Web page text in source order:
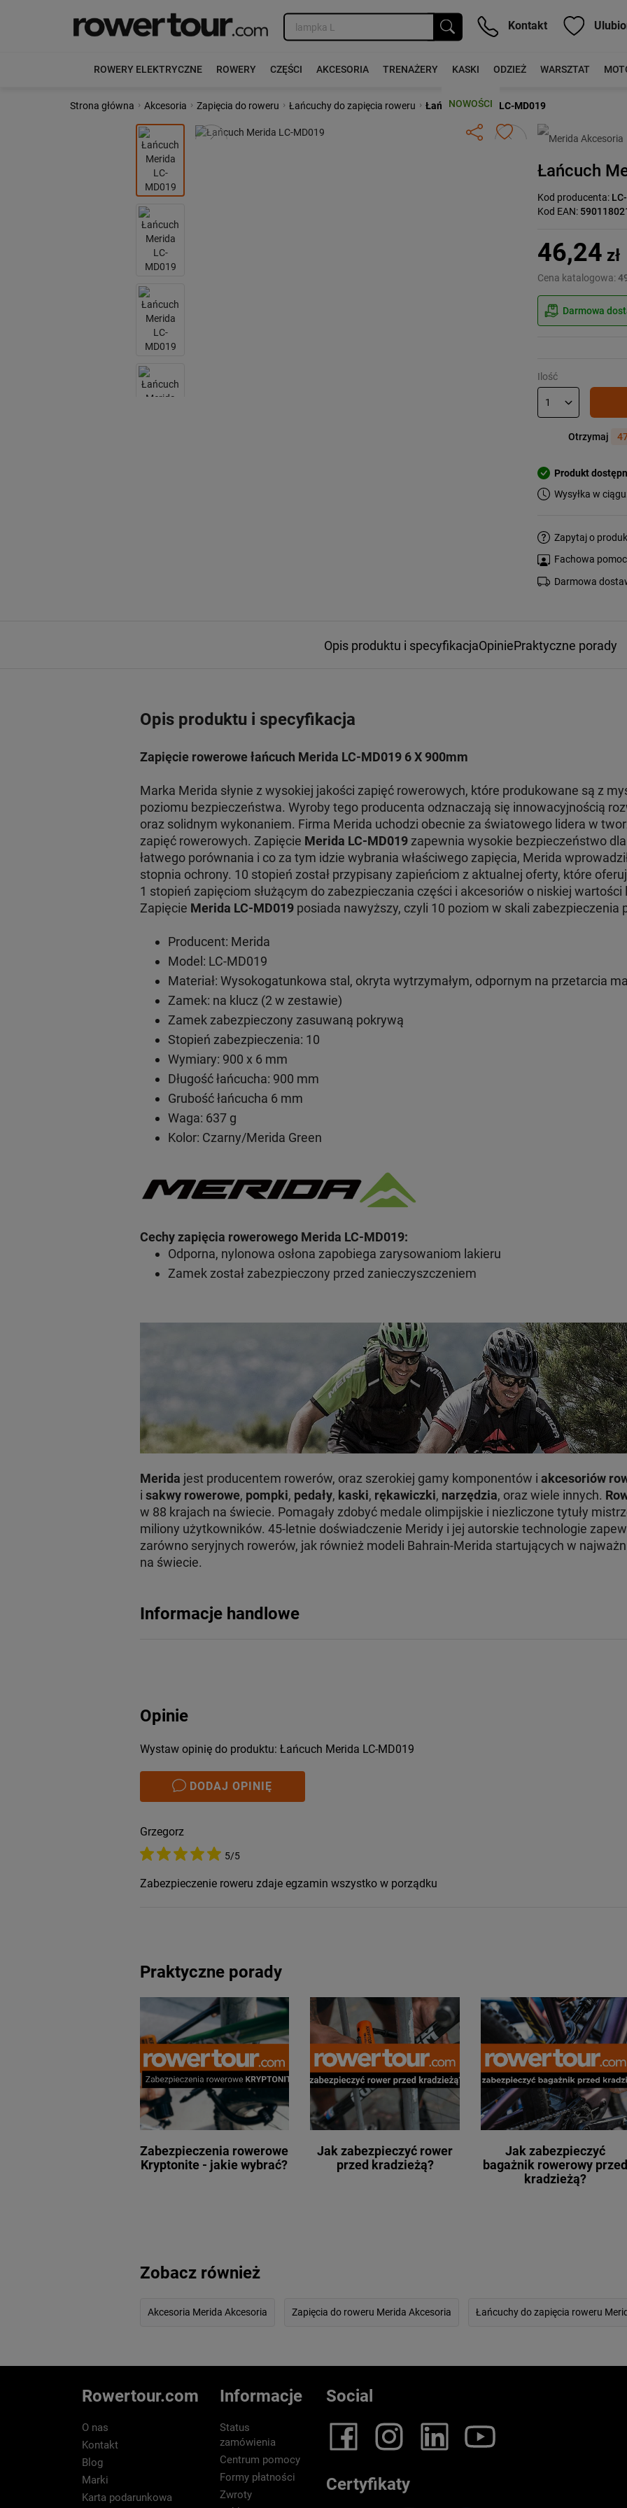
Kontakt
ROWERY ELEKTRYCZNE ROWERY CZĘŚCI AKCESORIA TRENAŻERY KASKI ODZIEŻ WARSZTAT
NOWOŚCI
Strona główna › Akcesoria › Zapięcia do roweru › Łańcuchy do zapięcia roweru › Łańcuch Merida LC-MD019
Poprzedni Następny
Łańcuch
Kod producenta:
Kod EAN:
46,24 zł
Cena katalogowa:
Darmowa
Ilość
Otrzymaj
Produkt
Wysyłka w
Zapytaj o
Fachowa
Darmowa
Opis produktu i specyfikacjaOpiniePraktyczne porady
Opis produktu i specyfikacja
Zapięcie rowerowe łańcuch Merida LC-MD019 6 X 900mm
Marka Merida słynie z wysokiej jakości zapięć rowerowych, które produkowane są z
poziomu bezpieczeństwa. Wyroby tego producenta odznaczają się innowacyjnością
oraz solidnym wykonaniem. Firma Merida uchodzi obecnie za światowego lidera w
zapięć rowerowych. Zapięcie Merida LC-MD019 zapewnia wysokie bezpieczeństwo
łatwego porównania i co za tym idzie wybrania właściwego zapięcia, Merida
stopnia ochrony. 10 stopień został przypisany zapieńciom z aktualnej oferty, które
1 stopień zapięciom służącym do zabezpieczania części i akcesoriów o niskiej
Zapięcie Merida LC-MD019 posiada nawyższy, czyli 10 poziom w skali zabezpieczenia
Producent: Merida
Model: LC-MD019
Materiał: Wysokogatunkowa stal, okryta wytrzymałym, odpornym na przetarcia
Zamek: na klucz (2 w zestawie)
Zamek zabezpieczony zasuwaną pokrywą
Stopień zabezpieczenia: 10
Wymiary: 900 x 6 mm
Długość łańcucha: 900 mm
Grubość łańcucha 6 mm
Waga: 637 g
Kolor: Czarny/Merida Green
Cechy zapięcia rowerowego Merida LC-MD019:
Odporna, nylonowa osłona zapobiega zarysowaniom lakieru
Zamek został zabezpieczony przed zanieczyszczeniem
Merida jest producentem rowerów, oraz szerokiej gamy komponentów i akcesoriów
i sakwy rowerowe, pompki, pedały, kaski, rękawiczki, narzędzia, oraz wiele innych.
w 88 krajach na świecie. Pomagały zdobyć medale olimpijskie i niezliczone tytuły
miliony użytkowników. 45-letnie doświadczenie Meridy i jej autorskie technologie
zarówno seryjnych rowerów, jak również modeli Bahrain-Merida startujących w
na świecie.
Informacje handlowe
Opinie
Wystaw opinię do produktu: Łańcuch Merida LC-MD019
DODAJ OPINIĘ
Grzegorz
5/5
Zabezpieczenie roweru zdaje egzamin wszystko w porządku
Praktyczne porady
Zabezpieczenia rowerowe
Kryptonite - jakie wybrać?
Jak zabezpieczyć rower
przed kradzieżą?
Jak zabezpieczyć
bagażnik rowerowy przed
kradzieżą?
Zobacz również
Akcesoria Merida Akcesoria Zapięcia do roweru Merida Akcesoria Łańcuchy do zapięcia roweru
Rowertour.com
O nas
Kontakt
Blog
Marki
Karta podarunkowa
Informacje
Status
zamówienia
Centrum pomocy
Formy płatności
Zwroty
Social
Certyfikaty